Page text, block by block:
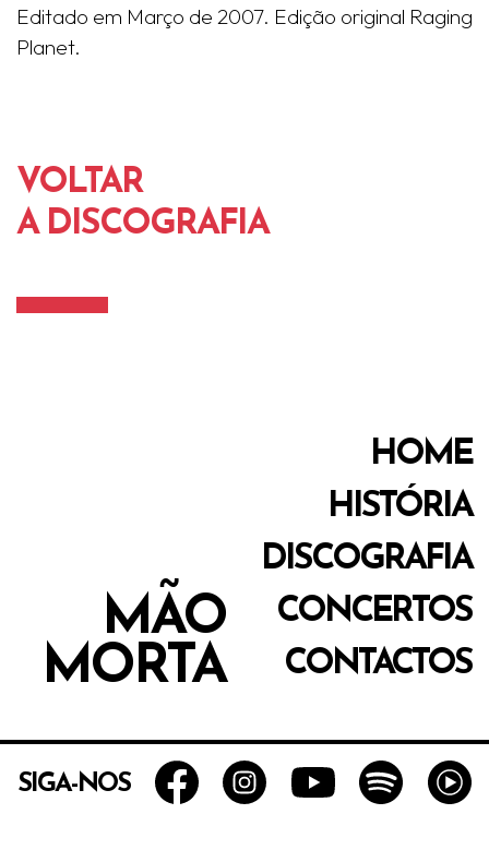
Editado em Março de 2007. Edição original Raging
Planet.
VOLTAR
A DISCOGRAFIA
MÃO
MORTA
HOME
HISTÓRIA
DISCOGRAFIA
CONCERTOS
CONTACTOS
SIGA-NOS